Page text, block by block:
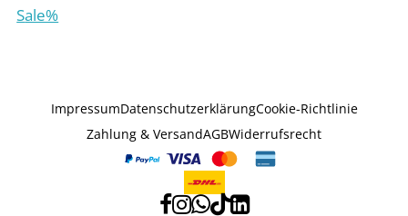
Sale%
ImpressumDatenschutzerklärungCookie-Richtlinie
Zahlung & VersandAGBWiderrufsrecht